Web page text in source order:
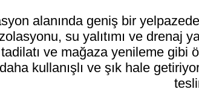
alanında geniş bir
su yalıtımı ve drenaj
tadilatı ve mağaza yenileme
daha kullanışlı ve şık hale